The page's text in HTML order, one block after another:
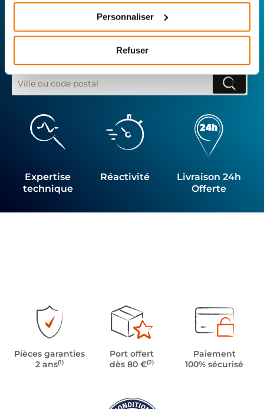
Personnaliser
Refuser
d’occasion garanties à la révision complète de
votre 2 roues, trouvez le garage le plus proche de
chez vous.
Rechercher par...
Expertise
technique
Réactivité
Livraison 24h
Offerte
Pièces garanties
2 ans(1)
Port offert
dès 80 €(2)
Paiement
100% sécurisé